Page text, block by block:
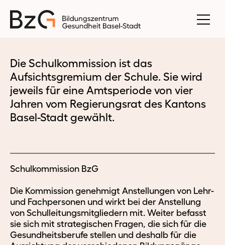
Die Schulkommission ist das
Aufsichtsgremium der Schule. Sie wird
jeweils für eine Amtsperiode von vier
Jahren vom Regierungsrat des Kantons
Basel-Stadt gewählt.
Schulkommission BzG
Die Kommission genehmigt Anstellungen von Lehr-
und Fachpersonen und wirkt bei der Anstellung
von Schulleitungsmitgliedern mit. Weiter befasst
sie sich mit strategischen Fragen, die sich für die
Gesundheitsberufe stellen und deshalb für die